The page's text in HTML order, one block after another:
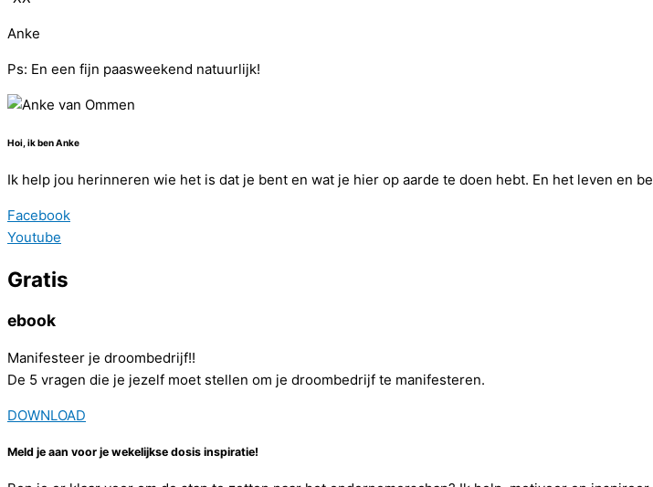
Anke
Ps: En een fijn paasweekend natuurlijk!
Hoi, ik ben Anke
Ik help jou herinneren wie het is dat je bent en wat je hier op aarde te doen hebt. En het leven en
Facebook
Youtube
Gratis
ebook
Manifesteer je droombedrijf!!
De 5 vragen die je jezelf moet stellen om je droombedrijf te manifesteren.
DOWNLOAD
Meld je aan voor je wekelijkse dosis inspiratie!